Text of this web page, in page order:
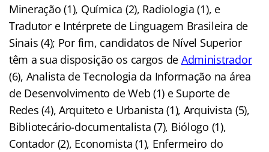
Mineração (1), Química (2), Radiologia (1), e
Tradutor e Intérprete de Linguagem Brasileira de
Sinais (4); Por fim, candidatos de Nível Superior
têm a sua disposição os cargos de Administrador
(6), Analista de Tecnologia da Informação na área
de Desenvolvimento de Web (1) e Suporte de
Redes (4), Arquiteto e Urbanista (1), Arquivista (5),
Bibliotecário-documentalista (7), Biólogo (1),
Contador (2), Economista (1), Enfermeiro do